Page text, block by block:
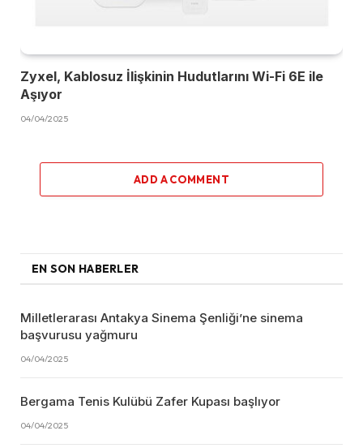
Zyxel, Kablosuz İlişkinin Hudutlarını Wi-Fi 6E ile
Aşıyor
04/04/2025
ADD A COMMENT
EN SON HABERLER
Milletlerarası Antakya Sinema Şenliği’ne sinema
başvurusu yağmuru
04/04/2025
Bergama Tenis Kulübü Zafer Kupası başlıyor
04/04/2025